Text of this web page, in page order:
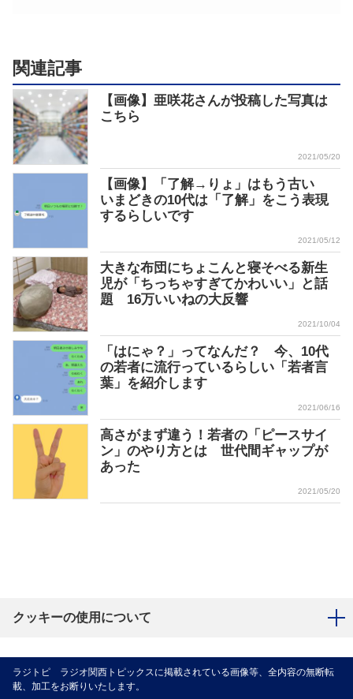
関連記事
【画像】亜咲花さんが投稿した写真は
こちら
2021/05/20
【画像】「了解→りょ」はもう古い
いまどきの10代は「了解」をこう表現
するらしいです
2021/05/12
大きな布団にちょこんと寝そべる新生
児が「ちっちゃすぎてかわいい」と話
題 16万いいねの大反響
2021/10/04
「はにゃ？」ってなんだ？ 今、10代
の若者に流行っているらしい「若者言
葉」を紹介します
2021/06/16
高さがまず違う！若者の「ピースサイ
ン」のやり方とは 世代間ギャップが
あった
2021/05/20
クッキーの使用について
ラジトピ ラジオ関西トピックスに掲載されている画像等、全内容の無断転
載、加工をお断りいたします。